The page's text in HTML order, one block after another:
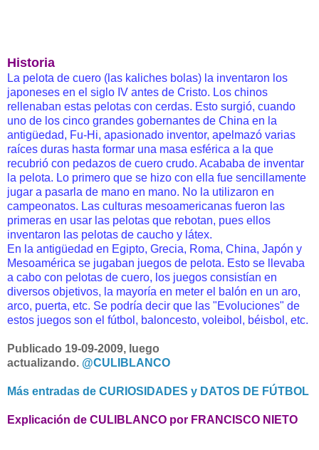
Historia
La pelota de cuero (las kaliches bolas) la inventaron los
japoneses en el siglo IV antes de Cristo. Los chinos
rellenaban estas pelotas con cerdas. Esto surgió, cuando
uno de los cinco grandes gobernantes de China en la
antigüedad, Fu-Hi, apasionado inventor, apelmazó varias
raíces duras hasta formar una masa esférica a la que
recubrió con pedazos de cuero crudo. Acababa de inventar
la pelota. Lo primero que se hizo con ella fue sencillamente
jugar a pasarla de mano en mano. No la utilizaron en
campeonatos. Las culturas mesoamericanas fueron las
primeras en usar las pelotas que rebotan, pues ellos
inventaron las pelotas de caucho y látex.
En la antigüedad en Egipto, Grecia, Roma, China, Japón y
Mesoamérica se jugaban juegos de pelota. Esto se llevaba
a cabo con pelotas de cuero, los juegos consistían en
diversos objetivos, la mayoría en meter el balón en un aro,
arco, puerta, etc. Se podría decir que las "Evoluciones" de
estos juegos son el fútbol, baloncesto, voleibol, béisbol, etc.
Publicado 19-09-2009, luego
actualizando. @CULIBLANCO
Más entradas de CURIOSIDADES y DATOS DE FÚTBOL
Explicación de CULIBLANCO por FRANCISCO NIETO